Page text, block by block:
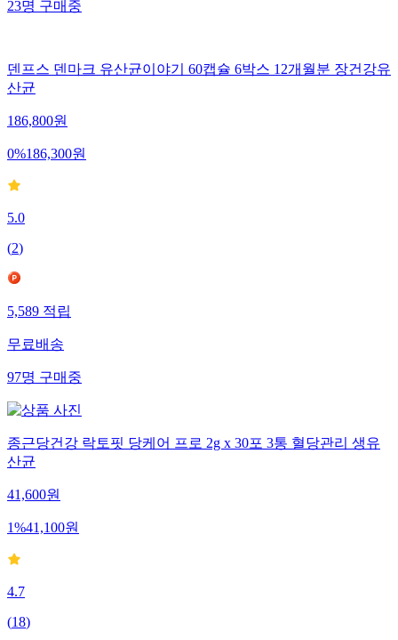
23명구매중
덴프스 덴마크 유산균이야기 60캡슐 6박스 12개월분 장건강유
산균
186,800원
0%186,300원
5.0
(2)
5,589적립
무료배송
97명구매중
종근당건강 락토핏 당케어 프로 2g x 30포 3통 혈당관리 생유
산균
41,600원
1%41,100원
4.7
(18)